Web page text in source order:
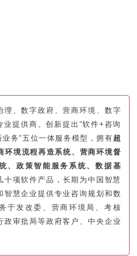
理、数字政府、营商环境、数字
业提供商。创新提出"软件+咨询
务"五位一体服务模型，拥有超
环境流程再造系统、营商环境督
、政策智能服务系统、数据基
十项软件产品，长期为中国智慧
智慧企业提供专业咨询规划和数
于发改委、营商环境局、考核
政审批局等政府客户、中央企业